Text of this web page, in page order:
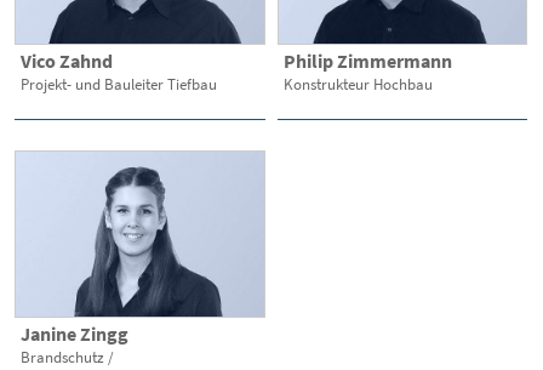
Vico Zahnd
Projekt- und Bauleiter Tiefbau
Philip Zimmermann
Konstrukteur Hochbau
Janine Zingg
Brandschutz /